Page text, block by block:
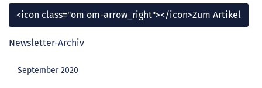
<icon class="om om-arrow_right"></icon>Zum Artikel
Newsletter-Archiv
September 2020